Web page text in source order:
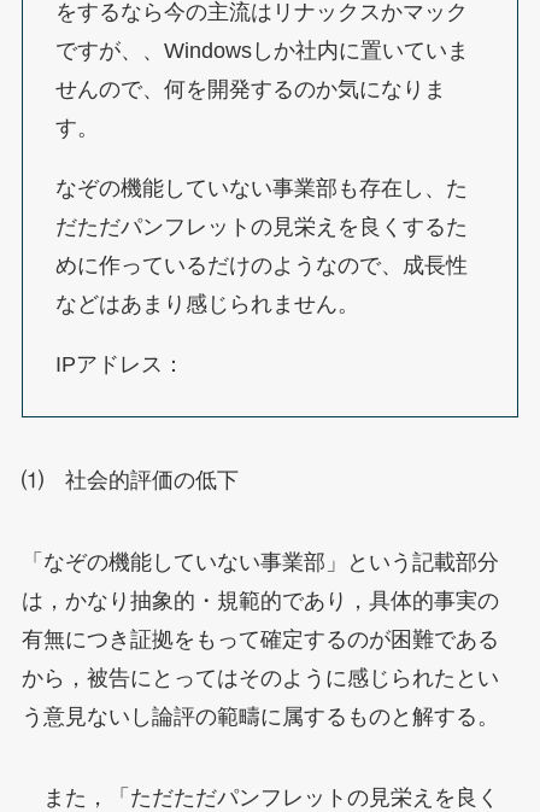
をするなら今の主流はリナックスかマック
ですが、、Windowsしか社内に置いていま
せんので、何を開発するのか気になりま
す。
なぞの機能していない事業部も存在し、た
だただパンフレットの見栄えを良くするた
めに作っているだけのようなので、成長性
などはあまり感じられません。
IPアドレス：
⑴ 社会的評価の低下
「なぞの機能していない事業部」という記載部分
は，かなり抽象的・規範的であり，具体的事実の
有無につき証拠をもって確定するのが困難である
から，被告にとってはそのように感じられたとい
う意見ないし論評の範疇に属するものと解する。
また，「ただただパンフレットの見栄えを良く